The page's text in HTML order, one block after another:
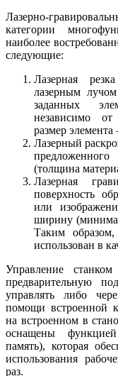
Лазерно-
категории
наиболее
следующие:
Лазерная
лазерным
заданных
независимо
размер
Лазерный
(толщина
Лазерная
поверхность
или
ширину
Таким
использован в
Управление
предварительную
управлять либо
помощи встроенной
на встроенном в
оснащены
память), которая
использования
раз.